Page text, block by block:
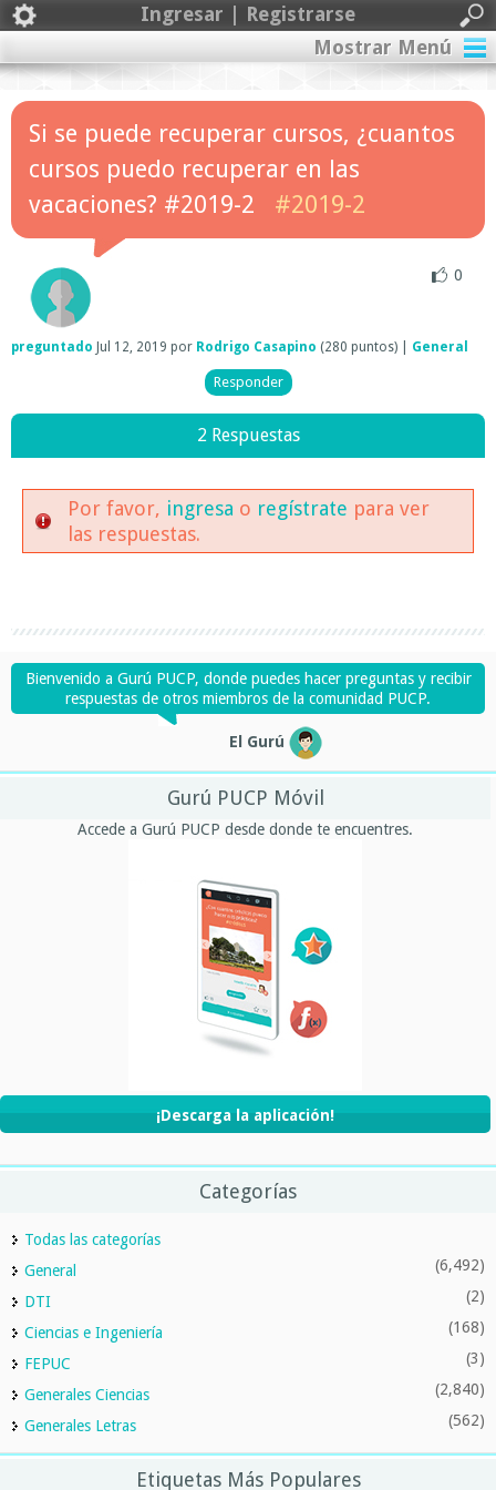
Ingresar | Registrarse
Mostrar Menú
Si se puede recuperar cursos, ¿cuantos
cursos puedo recuperar en las
vacaciones? #2019-2
#2019-2
0
preguntado Jul 12, 2019 por Rodrigo Casapino (280 puntos) General
2 Respuestas
Por favor, ingresa o regístrate para ver
las respuestas.
Bienvenido a Gurú PUCP, donde puedes hacer preguntas y recibir
respuestas de otros miembros de la comunidad PUCP.
El Gurú
Gurú PUCP Móvil
Accede a Gurú PUCP desde donde te encuentres.
¡Descarga la aplicación!
Categorías
Todas las categorías
General
(6,492)
DTI (2)
Ciencias e Ingeniería (168)
FEPUC (3)
Generales Ciencias (2,840)
Generales Letras (562)
Etiquetas Más Populares